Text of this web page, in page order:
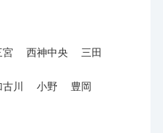
宮 西神中央 三田
川 小野 豊岡